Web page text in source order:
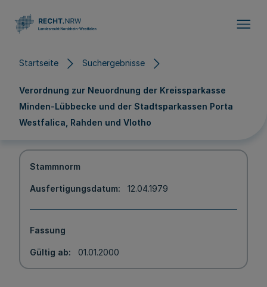
Startseite Suchergebnisse
Verordnung zur Neuordnung der Kreissparkasse
Minden-Lübbecke und der Stadtsparkassen Porta
Westfalica, Rahden und Vlotho
Stammnorm
Ausfertigungsdatum 12.04.1979
Fassung
Gültig ab 01.01.2000